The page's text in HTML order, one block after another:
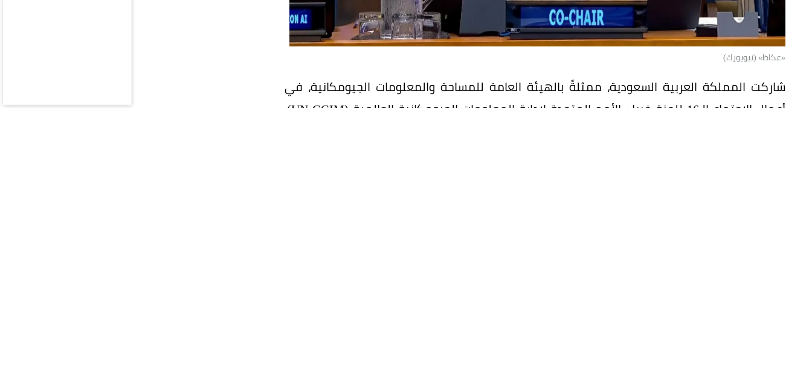
«عكاظ» (نيويورك)
شاركت المملكة العربية السعودية، ممثلةً بالهيئة العامة للمساحة والمعلومات الجيومكانية، في
أعمال الاجتماع الـ16 للجنة خبراء الأمم المتحدة لإدارة المعلومات الجيومكانية العالمية (UN-GGIM)،